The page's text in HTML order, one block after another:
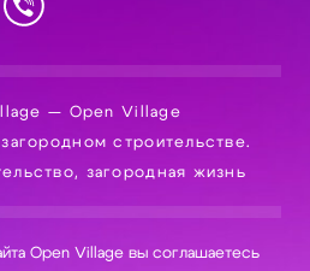
— Open Village
строительстве.
загородная жизнь
Open Village вы соглашаетесь